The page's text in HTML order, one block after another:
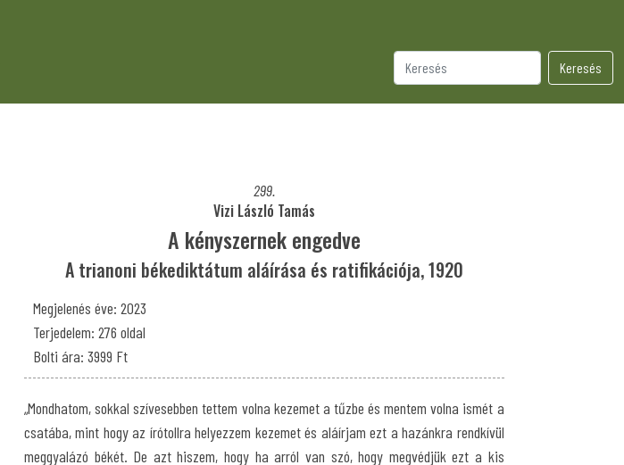
Keresés
299.
Vizi László Tamás
A kényszernek engedve
A trianoni békediktátum aláírása és ratifikációja, 1920
Megjelenés éve: 2023
Terjedelem: 276 oldal
Bolti ára: 3999 Ft
„Mondhatom, sokkal szívesebben tettem volna kezemet a tűzbe és mentem volna ismét a
csatába, mint hogy az írótollra helyezzem kezemet és aláírjam ezt a hazánkra rendkívül
meggyalázó békét. De azt hiszem, hogy ha arról van szó, hogy megvédjük ezt a kis